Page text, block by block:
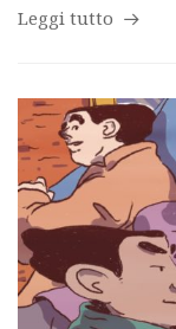
Leggi tutto